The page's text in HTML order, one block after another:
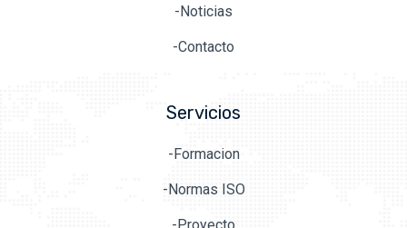
-Noticias
-Contacto
Servicios
-Formacion
-Normas ISO
-Proyecto